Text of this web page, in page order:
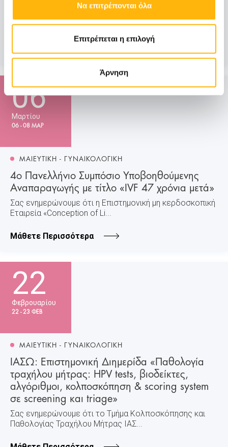
Να επιτρέπονται όλα
Επιτρέπεται η επιλογή
Άρνηση
2025 στο ΙΑΣΩ. Επιστημονικά Υπεύθυνος του σεμιναρίου
είναι ο κ. Θεόδωρος Δ. Θεοδωρίδης, Καθηγητής
Μαιευτικής και Γυναικολογίας Α.Π.Θ., Πρόεδρος Ελλη...
Μάθετε Περισσότερα
06
Μαρτίου
06 - 08 ΜΑΡ
ΜΑΙΕΥΤΙΚΗ - ΓΥΝΑΙΚΟΛΟΓΙΚΗ
4ο Πανελλήνιο Συμπόσιο Υποβοηθούμενης
Αναπαραγωγής με τίτλο «IVF 47 χρόνια μετά»
Σας ενημερώνουμε ότι η Επιστημονική μη κερδοσκοπική
Εταιρεία «Conception of Li...
Μάθετε Περισσότερα
22
Φεβρουαρίου
22 - 23 ΦΕΒ
ΜΑΙΕΥΤΙΚΗ - ΓΥΝΑΙΚΟΛΟΓΙΚΗ
ΙΑΣΩ: Επιστημονική Διημερίδα «Παθολογία
τραχήλου μήτρας: HPV tests, βιοδείκτες,
αλγόριθμοι, κολποσκόπηση & scoring system
σε screening και triage»
Σας ενημερώνουμε ότι το Τµήµα Κολποσκόπησης και
Παθολογίας Τραχήλου Μήτρας ΙΑΣ...